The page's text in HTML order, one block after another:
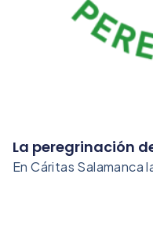
La peregrinación
En Cáritas Salamanca